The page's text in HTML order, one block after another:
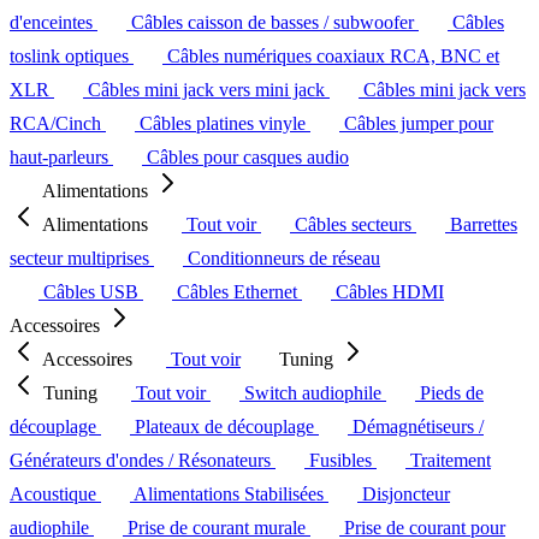
d'enceintes
Câbles caisson de basses / subwoofer
Câbles
toslink optiques
Câbles numériques coaxiaux RCA, BNC et
XLR
Câbles mini jack vers mini jack
Câbles mini jack vers
RCA/Cinch
Câbles platines vinyle
Câbles jumper pour
haut-parleurs
Câbles pour casques audio
Alimentations
Alimentations
Tout voir Câbles secteurs
Barrettes
secteur multiprises
Conditionneurs de réseau
Câbles USB
Câbles Ethernet
Câbles HDMI
Accessoires
Accessoires
Tout voir
Tuning
Tuning
Tout voir Switch audiophile
Pieds de
découplage
Plateaux de découplage
Démagnétiseurs /
Générateurs d'ondes / Résonateurs
Fusibles
Traitement
Acoustique
Alimentations Stabilisées
Disjoncteur
audiophile
Prise de courant murale
Prise de courant pour